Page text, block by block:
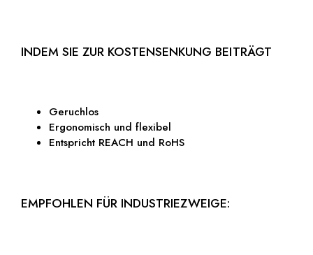
INDEM SIE ZUR KOSTENSENKUNG BEITRÄGT
Geruchlos
Ergonomisch und flexibel
Entspricht REACH und RoHS
EMPFOHLEN FÜR INDUSTRIEZWEIGE: